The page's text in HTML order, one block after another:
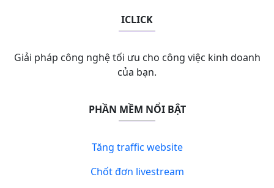
ICLICK
Giải pháp công nghệ tối ưu cho công việc kinh doanh
của bạn.
PHẦN MỀM NỔI BẬT
Tăng traffic website
Chốt đơn livestream